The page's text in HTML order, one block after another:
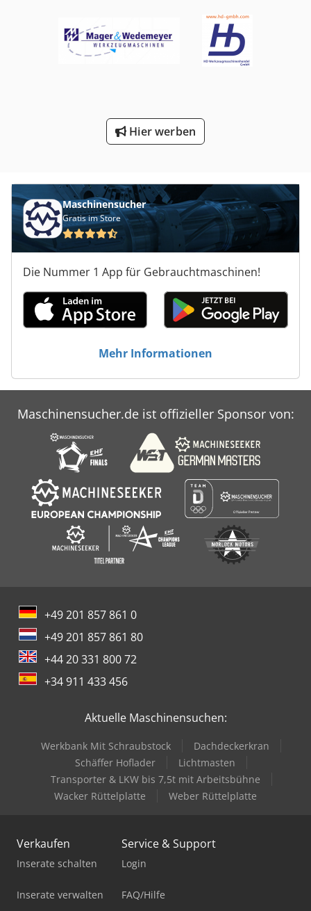
Hier werben
Maschinensucher
Gratis im Store
Die Nummer 1 App für Gebrauchtmaschinen!
Mehr Informationen
Maschinensucher.de ist offizieller Sponsor von:
+49 201 857 861 0
+49 201 857 861 80
+44 20 331 800 72
+34 911 433 456
Aktuelle Maschinensuchen:
Werkbank Mit Schraubstock
Dachdeckerkran
Schäffer Hoflader
Lichtmasten
Transporter & LKW bis 7,5t mit Arbeitsbühne
Wacker Rüttelplatte
Weber Rüttelplatte
Verkaufen
Inserate schalten
Inserate verwalten
Service & Support
Login
FAQ/Hilfe